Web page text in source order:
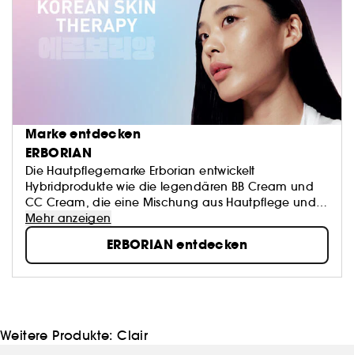
in der ersten Nacht wieder Vertrauen in deine
ungeschminkte Haut gibt.
Marke entdecken
ERBORIAN
Die Hautpflegemarke Erborian entwickelt
Hybridprodukte wie die legendären BB Cream und
CC Cream, die eine Mischung aus Hautpflege und
Make-up darstellen.
Diese Produkte entsprechen einem klaren Ziel der
Marke: Sie sollen Ihre Haut neu entdecken.
ES IST IHRE HAUT, SEIEN SIE STOLZ AUF SIE!
Mehr anzeigen
ERBORIAN entdecken
Weitere Produkte:Clair